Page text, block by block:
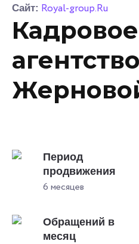
Сайт: Royal-group.Ru
Кадровое
Период
продвижения
6 месяцев
Обращений в
месяц